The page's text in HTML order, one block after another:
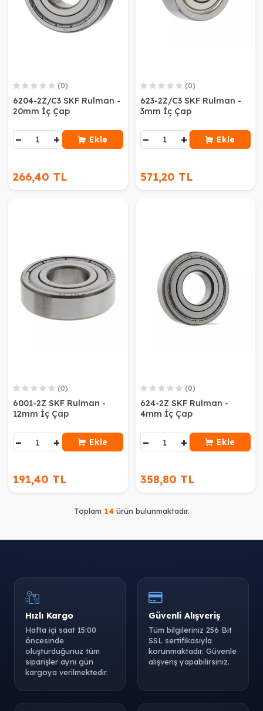
(0)
6204-2Z/C3 SKF Rulman -
20mm İç Çap
− + Ekle
266,40 TL
(0)
623-2Z/C3 SKF Rulman -
3mm İç Çap
− + Ekle
571,20 TL
(0)
6001-2Z SKF Rulman -
12mm İç Çap
− + Ekle
191,40 TL
(0)
624-2Z SKF Rulman -
4mm İç Çap
− + Ekle
358,80 TL
Toplam 14ürün bulunmaktadır.
Hızlı Kargo
Hafta içi saat 15:00
öncesinde
oluşturduğunuz tüm
siparişler aynı gün
kargoya verilmektedir.
Güvenli Alışveriş
Tüm bilgileriniz 256 Bit
SSL sertifikasıyla
korunmaktadır. Güvenle
alışveriş yapabilirsiniz.